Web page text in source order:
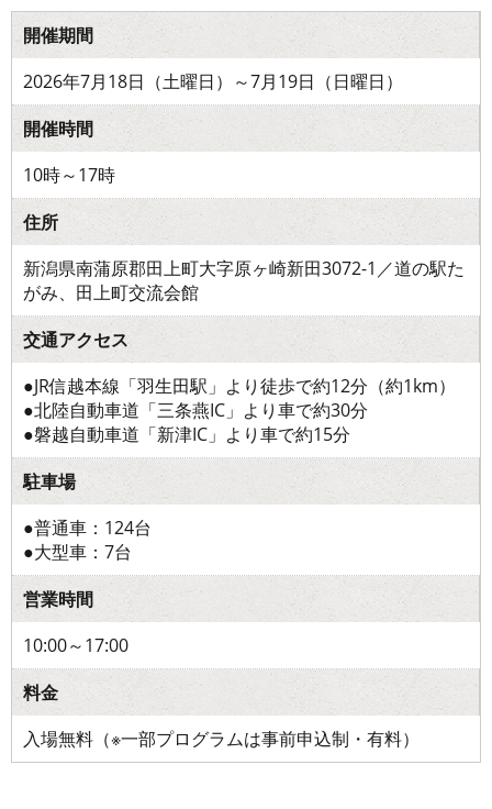
開催期間
2026年7月18日（土曜日）～7月19日（日曜日）
開催時間
10時～17時
住所
新潟県南蒲原郡田上町大字原ヶ崎新田3072-1／道の駅た
がみ、田上町交流会館
交通アクセス
●JR信越本線「羽生田駅」より徒歩で約12分（約1km）
●北陸自動車道「三条燕IC」より車で約30分
●磐越自動車道「新津IC」より車で約15分
駐車場
●普通車：124台
●大型車：7台
営業時間
10:00～17:00
料金
入場無料（※一部プログラムは事前申込制・有料）